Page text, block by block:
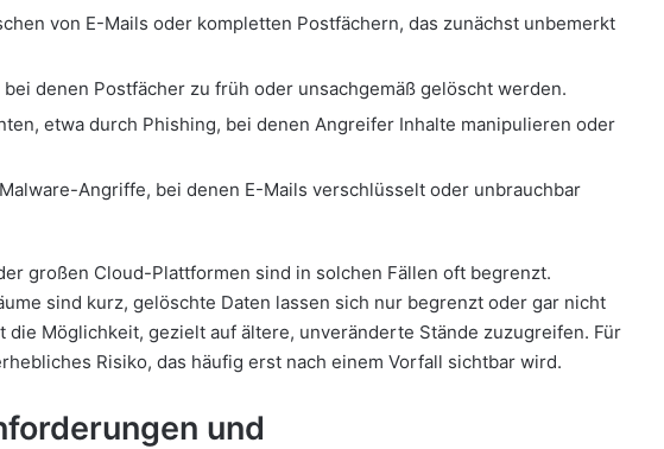
von E-Mails oder kompletten Postfächern, das zunächst unbemerkt
denen Postfächer zu früh oder unsachgemäß gelöscht werden.
etwa durch Phishing, bei denen Angreifer Inhalte manipulieren oder
Angriffe, bei denen E-Mails verschlüsselt oder unbrauchbar
großen Cloud-Plattformen sind in solchen Fällen oft begrenzt.
sind kurz, gelöschte Daten lassen sich nur begrenzt oder gar nicht
die Möglichkeit, gezielt auf ältere, unveränderte Stände zuzugreifen. Für
Risiko, das häufig erst nach einem Vorfall sichtbar wird.
und